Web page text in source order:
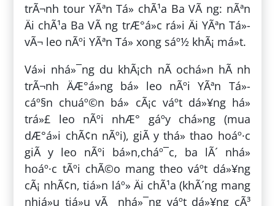
trÃ¬nh tour YÃªn Tá»­ chÃ¹a Ba VÃ ng: nÃªn
Äi chÃ¹a Ba VÃ ng trÆ°á»c rá»i Äi YÃªn Tá»­
vÃ¬ leo nÃºi YÃªn Tá»­ xong sáº½ khÃ¡ má»t.
Vá»i nhá»¯ng du khÃ¡ch nÃ ochá»n hÃ nh
trÃ¬nh ÄÆ°á»ng bá» leo nÃºi YÃªn Tá»­
cáº§n chuáº©n bá» cÃ¡c váº­t dá»¥ng há»
trá»£ leo nÃºi nhÆ° gáº­y chá»ng (mua
dÆ°á»i chÃ¢n nÃºi), giÃ y thá» thao hoáº·c
giÃ y leo nÃºi bá»n,cháº¯c, ba lÃ´ nhá»
hoáº·c tÃºi chÃ©o mang theo váº­t dá»¥ng
cÃ¡ nhÃ¢n, tiá»n láº» Äi chÃ¹a (khÃ´ng mang
nhiá»u tiá»u vÃ nhá»¯ng váº­t dá»¥ng cÃ³